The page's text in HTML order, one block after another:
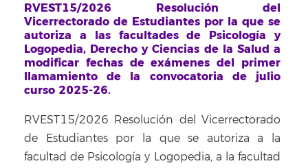
RVEST15/2026 Resolución del
Vicerrectorado de Estudiantes por la que se
autoriza a las facultades de Psicología y
Logopedia, Derecho y Ciencias de la Salud a
modificar fechas de exámenes del primer
llamamiento de la convocatoria de julio
curso 2025-26.
RVEST15/2026 Resolución del Vicerrectorado
de Estudiantes por la que se autoriza a la
facultad de Psicología y Logopedia, a la facultad